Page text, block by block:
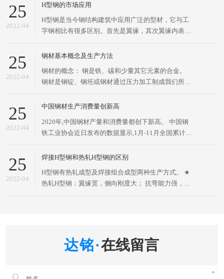
25
2022-04
H型钢的市场应用
H型钢是当今钢结构建筑中应用广泛的型材，它与工
字钢相比有很多区别。首先是翼缘，其次翼缘内表面
显优于传统的工字钢、槽钢和角钢。H型钢，是一种
高效型材，因其断面与英文字母“H”相同而得名。H型
钢的两条
25
2022-04
钢材基本概念及生产方法
钢材的概念： 钢是铁、碳和少量其它元素的合金。
钢材是钢锭、钢坯或钢材通过压力加工制成我们所需
和实现四化必不可少的重要物资，应用广泛、品种繁
材和金属制品四大类、为了便于组织钢材的生产、订
货供应和
25
2022-04
中国钢材生产消费量创新高
2020年,中国钢材产量和消费量都创下新高。 中国钢
铁工业协会近日发布的数据显示,1月-11月全国累计生
比增长4.17%;生产钢材12.02亿吨,同比增长7.03%。
25
2022-04
焊接H型钢和热轧H型钢的区别
H型钢有热轧成型及焊接组合成型两种生产方式。 ★
热轧H型钢：翼缘宽，侧向刚度大； 抗弯能力强，比
在线留言